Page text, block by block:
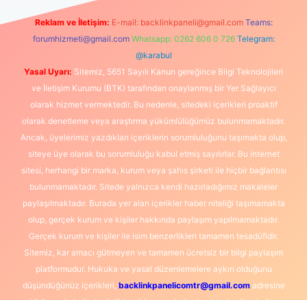
Reklam ve İletişim: E-mail: backlinkpaneli@gmail.com Teams:
forumhizmeti@gmail.com Whatsapp: 0262 606 0 726 Telegram:
@karabul
Yasal Uyarı: Sitemiz, 5651 Sayılı Kanun gereğince Bilgi Teknolojileri
ve İletişim Kurumu (BTK) tarafından onaylanmış bir Yer Sağlayıcı
olarak hizmet vermektedir. Bu nedenle, sitedeki içerikleri proaktif
olarak denetleme veya araştırma yükümlülüğümüz bulunmamaktadır.
Ancak, üyelerimiz yazdıkları içeriklerin sorumluluğunu taşımakta olup,
siteye üye olarak bu sorumluluğu kabul etmiş sayılırlar. Bu internet
sitesi, herhangi bir marka, kurum veya şahıs şirketi ile hiçbir bağlantısı
bulunmamaktadır. Sitede yalnızca kendi hazırladığımız makaleler
paylaşılmaktadır. Burada yer alan içerikler haber niteliği taşımamakta
olup, gerçek kurum ve kişiler hakkında paylaşım yapılmamaktadır.
Gerçek kurum ve kişiler ile isim benzerlikleri tamamen tesadüfidir.
Sitemiz, kar amacı gütmeyen ve tamamen ücretsiz bir bilgi paylaşım
platformudur. Hukuka ve yasal düzenlemelere aykırı olduğunu
düşündüğünüz içerikleri, backlinkpanelicomtr@gmail.comadresine